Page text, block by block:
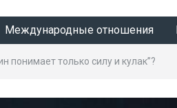
Международные отношения
понимает только силу и кулак”?